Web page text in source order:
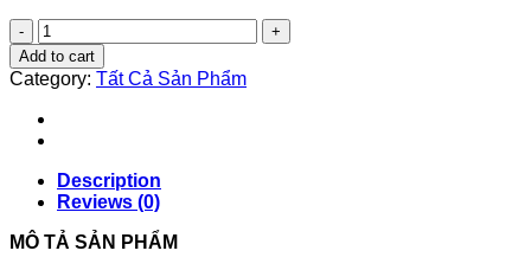
Dầu
dưỡng
kích
thích
Sugarsm
-
cho
nữ
Add to cart
Category: Tất Cả Sản Phẩm
Description
Reviews (0)
MÔ TẢ SẢN PHẨM